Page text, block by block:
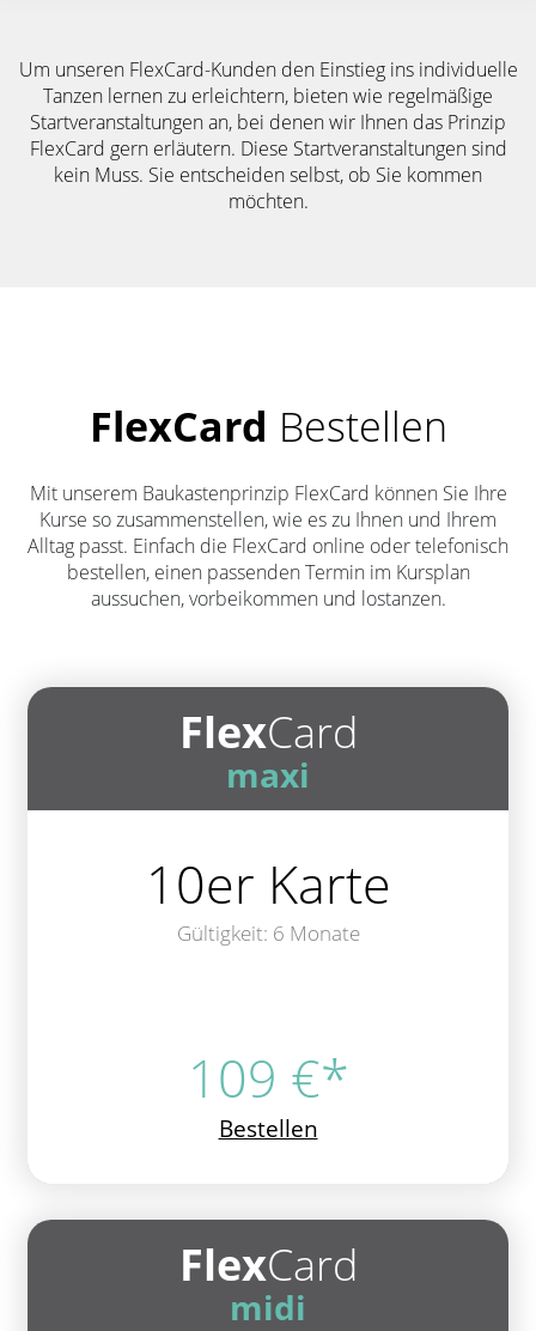
Um unseren FlexCard-Kunden den Einstieg ins individuelle
Tanzen lernen zu erleichtern, bieten wie regelmäßige
Startveranstaltungen an, bei denen wir Ihnen das Prinzip
FlexCard gern erläutern. Diese Startveranstaltungen sind
kein Muss. Sie entscheiden selbst, ob Sie kommen
möchten.
FlexCard Bestellen
Mit unserem Baukastenprinzip FlexCard können Sie Ihre
Kurse so zusammenstellen, wie es zu Ihnen und Ihrem
Alltag passt. Einfach die FlexCard online oder telefonisch
bestellen, einen passenden Termin im Kursplan
aussuchen, vorbeikommen und lostanzen.
FlexCard
maxi
10er Karte
Gültigkeit: 6 Monate
109 €*
Bestellen
FlexCard
midi